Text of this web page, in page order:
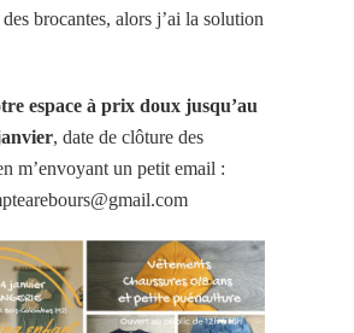
brocantes, alors j’ai la solution
espace à prix doux jusqu’au
, date de clôture des
m’envoyant un petit email :